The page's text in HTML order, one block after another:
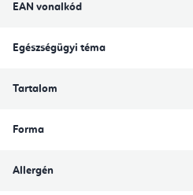
EAN vonalkód
Egészségügyi téma
Tartalom
Forma
Allergén